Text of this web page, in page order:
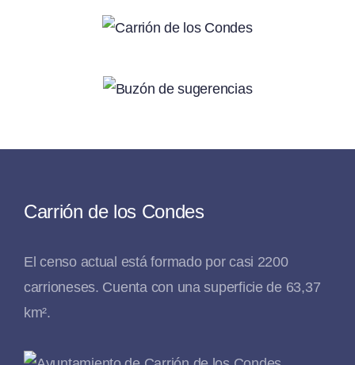
Carrión de los Condes
El censo actual está formado por casi 2200
carrioneses. Cuenta con una superficie de 63,37
km².